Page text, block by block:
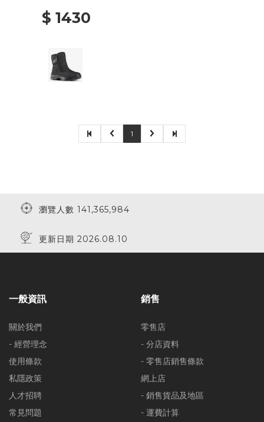
$ 1430
1
瀏覽人數 141,365,984
更新日期 2026.08.10
一般資訊
關於我們
- 經營理念
使用條款
私隱政策
人才招聘
常見問題
銷售
零售店
- 分店資料
- 零售店銷售條款
網上店
- 銷售貨品及地區
- 運費計算